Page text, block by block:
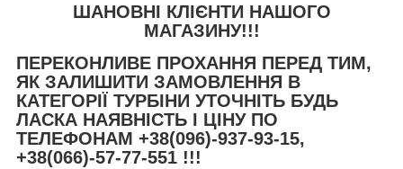
ШАНОВНІ КЛІЄНТИ НАШОГО
МАГАЗИНУ!!!
ПЕРЕКОНЛИВЕ ПРОХАННЯ ПЕРЕД ТИМ,
ЯК ЗАЛИШИТИ ЗАМОВЛЕННЯ В
КАТЕГОРІЇ ТУРБІНИ УТОЧНІТЬ БУДЬ
ЛАСКА НАЯВНІСТЬ І ЦІНУ ПО
ТЕЛЕФОНАМ +38(096)-937-93-15,
+38(066)-57-77-551 !!!